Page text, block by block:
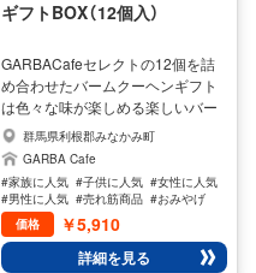
ギフトBOX（12個入）
GARBACafeセレクトの12個を詰
め合わせたバームクーヘンギフト
は色々な味が楽しめる楽しいバー
ムクーヘンギフトとなっておりま
す。10名以上のパーティーに最適
な人気商品です。
群馬県利根郡みなかみ町
GARBA Cafe
#家族に人気 #子供に人気 #女性に人気
#男性に人気 #売れ筋商品 #おみやげ
#ギフト
価格 ￥5,910
詳細を見る